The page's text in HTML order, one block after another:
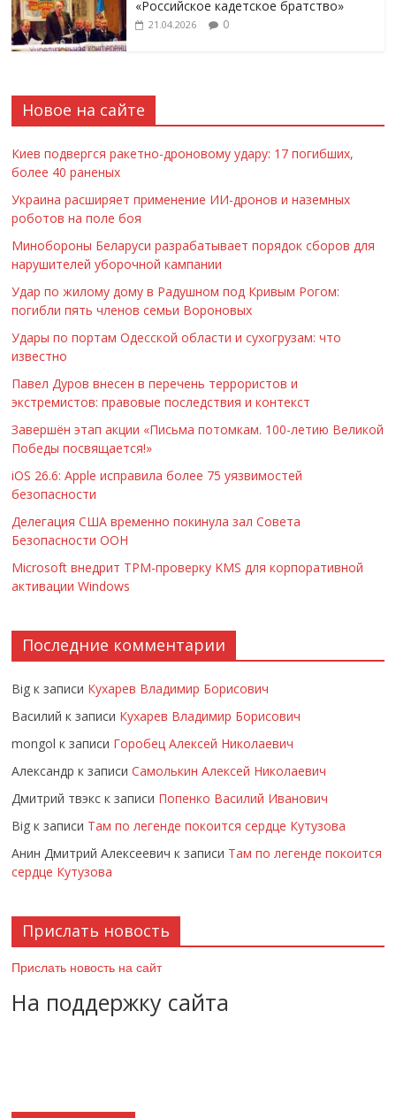
«Российское кадетское братство»
21.04.2026 0
Новое на сайте
Киев подвергся ракетно-дроновому удару: 17 погибших,
более 40 раненых
Украина расширяет применение ИИ-дронов и наземных
роботов на поле боя
Минобороны Беларуси разрабатывает порядок сборов для
нарушителей уборочной кампании
Удар по жилому дому в Радушном под Кривым Рогом:
погибли пять членов семьи Вороновых
Удары по портам Одесской области и сухогрузам: что
известно
Павел Дуров внесен в перечень террористов и
экстремистов: правовые последствия и контекст
Завершён этап акции «Письма потомкам. 100-летию Великой
Победы посвящается!»
iOS 26.6: Apple исправила более 75 уязвимостей
безопасности
Делегация США временно покинула зал Совета
Безопасности ООН
Microsoft внедрит TPM-проверку KMS для корпоративной
активации Windows
Последние комментарии
Big к записи Кухарев Владимир Борисович
Василий к записи Кухарев Владимир Борисович
mongol к записи Горобец Алексей Николаевич
Александр к записиСамолькин Алексей Николаевич
Дмитрий твэкс к записи Попенко Василий Иванович
Big к записи Там по легенде покоится сердце Кутузова
Анин Дмитрий Алексеевич к записи Там по легенде покоится
сердце Кутузова
Прислать новость
Прислать новость на сайт
На поддержку сайта